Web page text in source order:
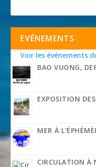
EVÉNEMENTS
Voir les événements
BAO VUONG,
EXPOSITION
MER À
CIRCULATION À